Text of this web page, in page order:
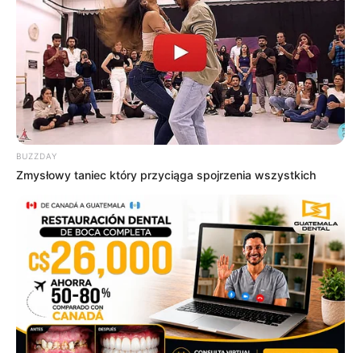
25 lutego Juvenile Justice: Sezon 1
5.1
25 lutego
MERLI. SAPERE AUDE 4K, DD 5.1
25 lutego
MIŁOŚĆ JEST ŚLEPA:
SEZON 2 - odcinek 10
HD (DV, HDR10), DD
5.1
25 lutego WIKINGOWIE: WALHALLA
4K (DV, HDR10),
Dolby Atmos, DD 5.1
25 lutego
MADEI
Dolby Atmos, DD 5.1
25 lutego
ZNÓW MIEĆ 15 LAT:
Sezon 1
4K (DV, HDR10), DD
5.1
Pełna rozpiska premier tygodnia pozostałych
filmów i seriali na Netfliksie
Premiera
Tytuł
22 lutego
LOVE SONG
BUZZDAY
Zmysłowy taniec który przyciąga spojrzenia wszystkich